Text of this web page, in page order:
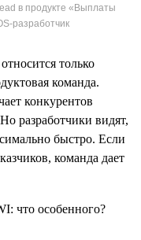
в продукте «Выплаты
разработчик
только
команда.
конкурентов
разработчики видят,
быстро. Если
команда дает